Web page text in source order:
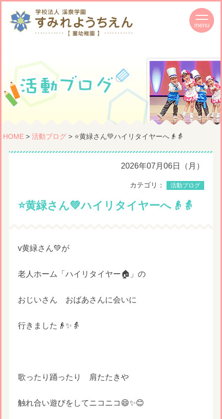
HOME> 活動ブログ> ⭐️黄緑さん💚ハイリタイヤーへ👴👵
2026年07月06日（月）
カテゴリ： 活動ブログ
⭐️黄緑さん💚ハイリタイヤーへ👴👵
v黄緑さん💚が
老人ホーム「ハイリタイヤー🏠」の
おじいさん おばあさんに会いに
行きました👴✨👵
歌ったり踊ったり 肩たたきや
触れ合い遊びをしてニコニコ😄✨😊